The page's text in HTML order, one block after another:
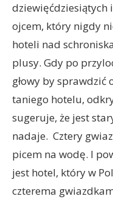
dziewięćdziesiątych
ojcem, który nigdy
hoteli nad
plusy. Gdy po
głowy by sprawdzić
taniego hotelu,
sugeruje, że jest
nadaje. Cztery
picem na wodę. I
jest hotel, który w
czterema